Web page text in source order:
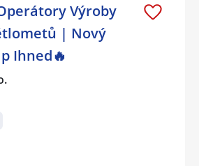
Výroby
| Nový
Ihned🔥